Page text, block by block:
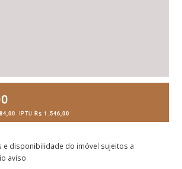
IPTUR$ 1.546,00
disponibilidade do imóvel sujeitos a
aviso